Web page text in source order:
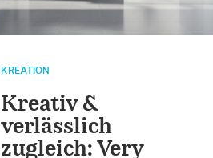
KREATION
Kreativ &
verlässlich
zugleich: Very